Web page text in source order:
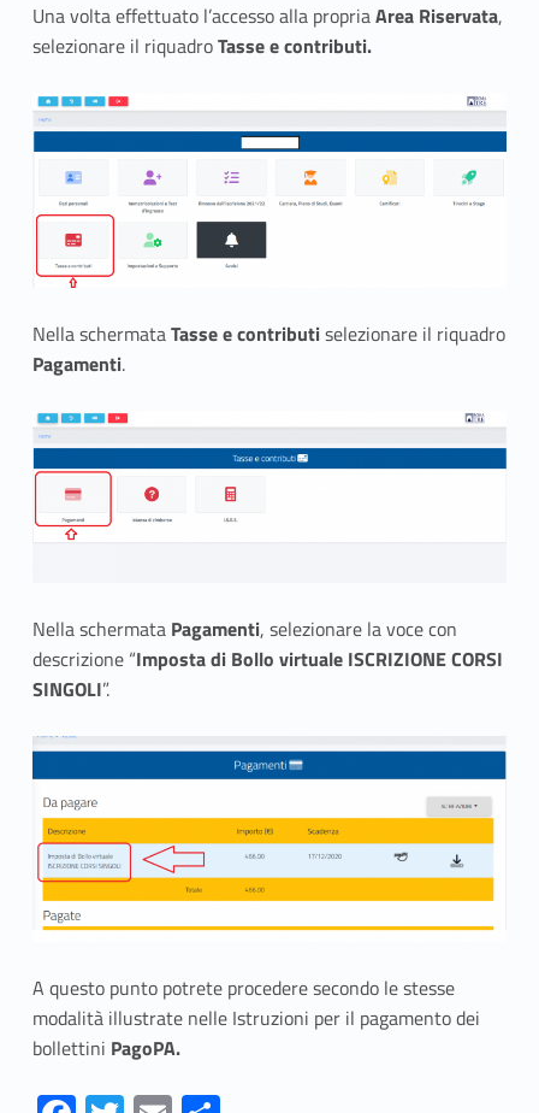
s
t
a
m
p
a
r
e
i
l
b
l
l
e
t
t
i
n
o
d
e
l
Una volta effettuato l’accesso alla propriaArea Riservata,
selezionare il riquadroTasse e contributi.
Nella schermataTasse e contributiselezionare il riquadro
Pagamenti.
Nella schermata Pagamenti, selezionare la voce con
descrizione “Imposta di Bollo virtuale ISCRIZIONE CORSI
SINGOLI”.
A questo punto potrete procedere secondo le stesse
modalità illustrate nelle Istruzioni per il pagamento dei
bollettini PagoPA.